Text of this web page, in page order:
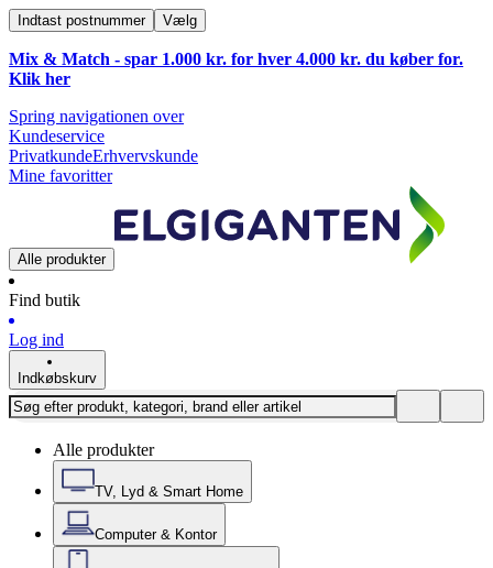
Indtast postnummer Vælg
Mix & Match - spar 1.000 kr. for hver 4.000 kr. du køber for.
Klik her
Spring navigationen over
Kundeservice
PrivatkundeErhvervskunde
Mine favoritter
Alle produkter
Find butik
Log ind
Indkøbskurv
Alle produkter
TV, Lyd & Smart Home
Computer & Kontor